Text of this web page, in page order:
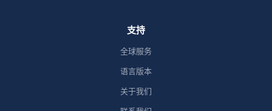
支持
全球服务
语言版本
关于我们